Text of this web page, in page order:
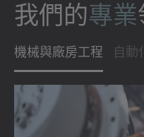
我們的專業
機械與廠房工程 自動